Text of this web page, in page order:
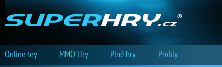
Online hry MMO Hry Plné hry Profily